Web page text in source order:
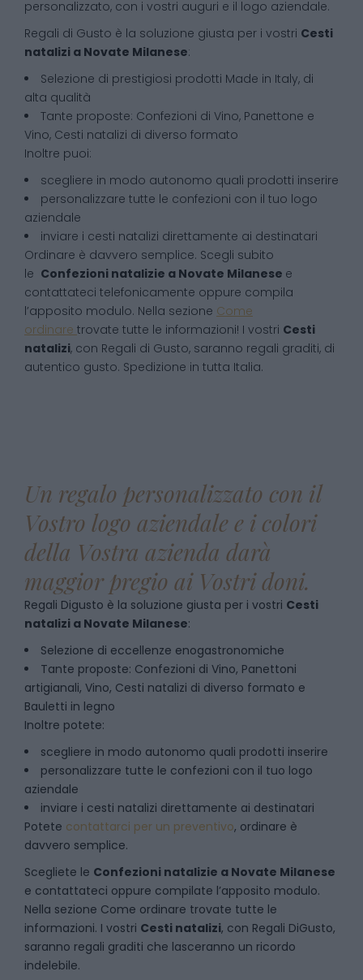
personalizzato, con i vostri auguri e il logo aziendale.
Regali di Gusto è la soluzione giusta per i vostri Cesti
natalizi a Novate Milanese:
Selezione di prestigiosi prodotti Made in Italy, di
alta qualità
Tante proposte: Confezioni di Vino, Panettone e
Vino, Cesti natalizi di diverso formato
Inoltre puoi:
scegliere in modo autonomo quali prodotti inserire
personalizzare tutte le confezioni con il tuo logo
aziendale
inviare i cesti natalizi direttamente ai destinatari
Ordinare è davvero semplice. Scegli subito
le Confezioni natalizie a Novate Milanese e
contattateci telefonicamente oppure compila
l’apposito modulo. Nella sezione Come
ordinare trovate tutte le informazioni! I vostri Cesti
natalizi, con Regali di Gusto, saranno regali graditi, di
autentico gusto. Spedizione in tutta Italia.
Un regalo personalizzato con il
Vostro logo aziendale e i colori
della Vostra azienda darà
maggior pregio ai Vostri doni.
Regali Digusto è la soluzione giusta per i vostri Cesti
natalizi a Novate Milanese:
Selezione di eccellenze enogastronomiche
Tante proposte: Confezioni di Vino, Panettoni
artigianali, Vino, Cesti natalizi di diverso formato e
Bauletti in legno
Inoltre potete:
scegliere in modo autonomo quali prodotti inserire
personalizzare tutte le confezioni con il tuo logo
aziendale
inviare i cesti natalizi direttamente ai destinatari
Potete contattarci per un preventivo, ordinare è
davvero semplice.
Scegliete le Confezioni natalizie a Novate Milanese
e contattateci oppure compilate l’apposito modulo.
Nella sezione Come ordinare trovate tutte le
informazioni. I vostri Cesti natalizi, con Regali DiGusto,
saranno regali graditi che lasceranno un ricordo
indelebile.